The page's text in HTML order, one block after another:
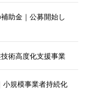
助金｜公募開始し
術高度化支援事業
規模事業者持続化